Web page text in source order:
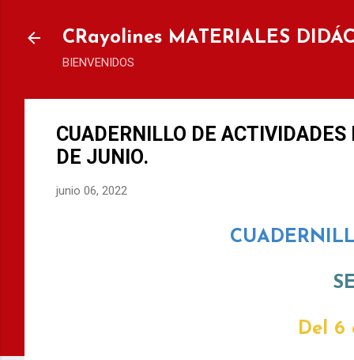
CRayolines MATERIALES
BIENVENIDOS
CUADERNILLO DE
DE JUNIO.
junio 06, 2022
Del 6